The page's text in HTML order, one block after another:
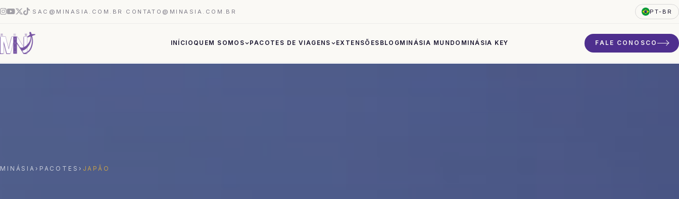
· SAC@MINASIA.COM.BR · CONTATO@MINASIA.COM.BR PT-BR
INÍCIO QUEM SOMOS PACOTES DE VIAGENS EXTENSÕES BLOGMINÁSIA MUNDO MINÁSIA KEY FALE CONOSCO
MINÁSIA › PACOTES › JAPÃO